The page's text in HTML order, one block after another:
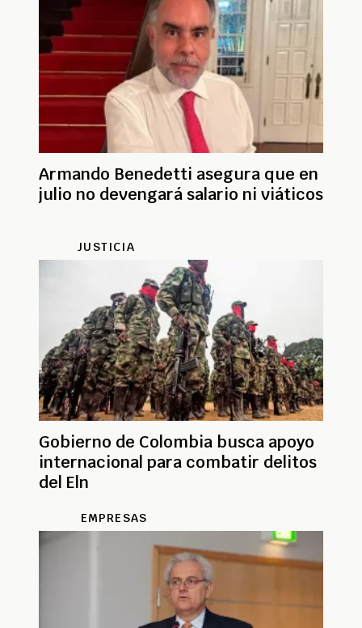
Armando Benedetti asegura que en
julio no devengará salario ni viáticos
JUSTICIA
Gobierno de Colombia busca apoyo
internacional para combatir delitos
del Eln
EMPRESAS